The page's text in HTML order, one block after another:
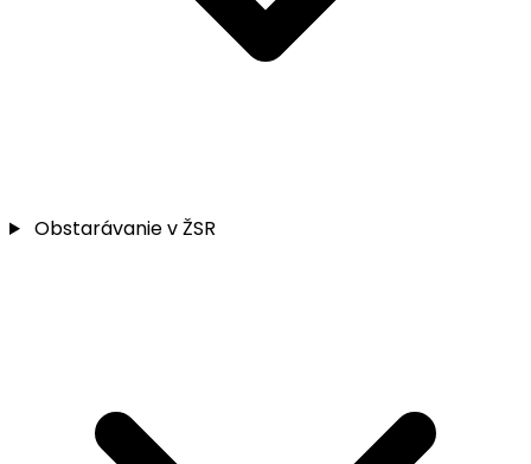
Obstarávanie v ŽSR